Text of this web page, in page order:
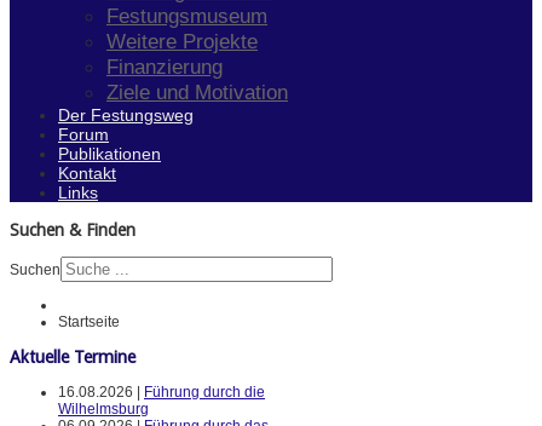
Festungsmuseum
Weitere Projekte
Finanzierung
Ziele und Motivation
Der Festungsweg
Forum
Publikationen
Kontakt
Links
Suchen & Finden
Suchen
Startseite
Aktuelle Termine
16.08.2026 |
Führung durch die
Wilhelmsburg